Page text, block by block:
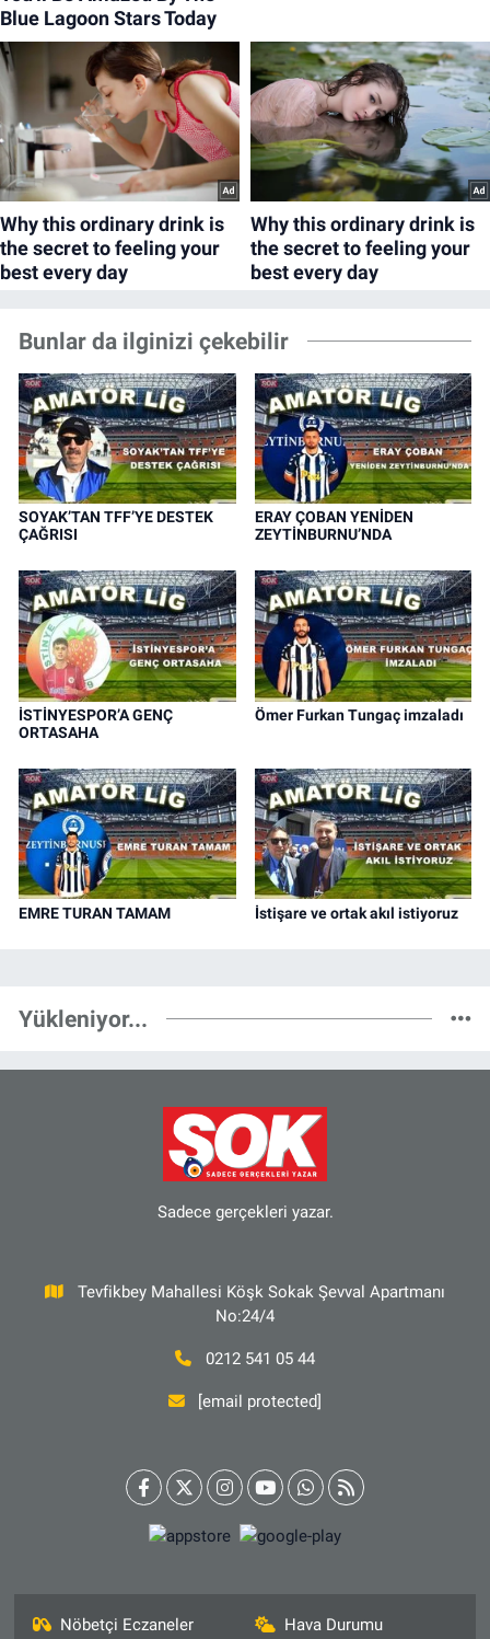
Bunlar da ilginizi çekebilir
SOYAK’TAN TFF’YE DESTEK
ÇAĞRISI
ERAY ÇOBAN YENİDEN
ZEYTİNBURNU’NDA
İSTİNYESPOR’A GENÇ
ORTASAHA
Ömer Furkan Tungaç imzaladı
EMRE TURAN TAMAM İstişare ve ortak akıl istiyoruz
Yükleniyor...
Sadece gerçekleri yazar.
Tevfikbey Mahallesi Köşk Sokak Şevval Apartmanı
No:24/4
0212 541 05 44
[email protected]
Nöbetçi Eczaneler Hava Durumu